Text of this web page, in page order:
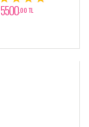
5500,00 TL